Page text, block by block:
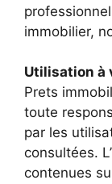
immobilier,
Utilisation à
Prets
toute
par les
consultées.
contenues